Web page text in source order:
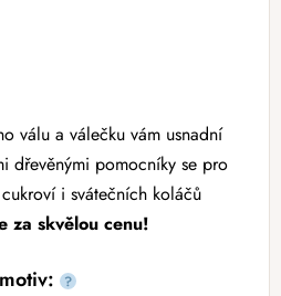
válu a válečku vám usnadní
dřevěnými pomocníky se pro
i svátečních koláčů
za skvělou cenu!
?